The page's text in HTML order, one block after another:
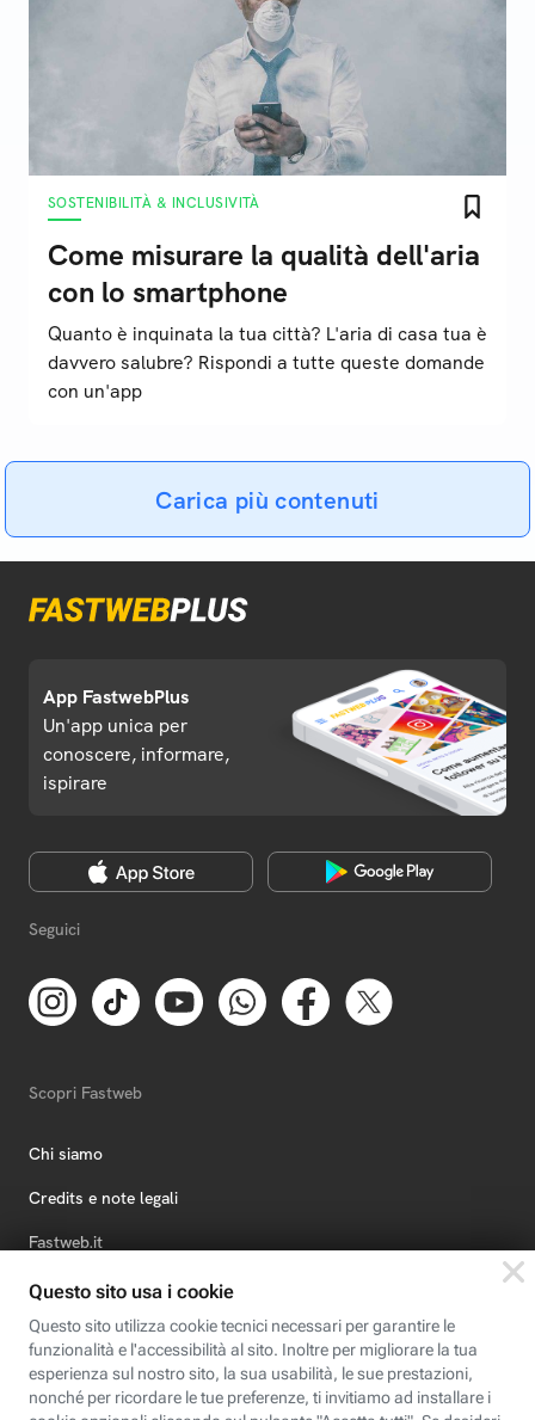
SOSTENIBILITÀ & INCLUSIVITÀ
Come misurare la qualità dell'aria
con lo smartphone
Quanto è inquinata la tua città? L'aria di casa tua è
davvero salubre? Rispondi a tutte queste domande
con un'app
Carica più contenuti
App FastwebPlus
Un'app unica per
conoscere, informare,
ispirare
Seguici
Scopri Fastweb
Chi siamo
Credits e note legali
Fastweb.it
Formazione
Fastweb Digital Academy
STEP FuturAbility District